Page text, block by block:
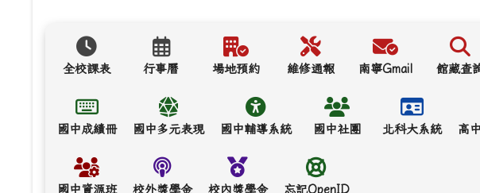
全校課表 行事曆 場地預約 維修通報 南寧Gmail 館藏查
國中成績冊 國中多元表現 國中輔導系統 國中社團 北科大系統 高
國中資源班 校外獎學金 校內獎學金 忘記OpenID